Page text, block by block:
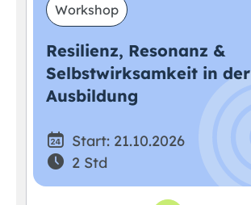
Workshop
Resilienz, Resonanz &
Selbstwirksamkeit in der
Ausbildung
Start: 21.10.2026
2 Std